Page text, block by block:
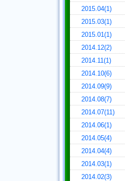
2015.04(1)
2015.03(1)
2015.01(1)
2014.12(2)
2014.11(1)
2014.10(6)
2014.09(9)
2014.08(7)
2014.07(11)
2014.06(1)
2014.05(4)
2014.04(4)
2014.03(1)
2014.02(3)